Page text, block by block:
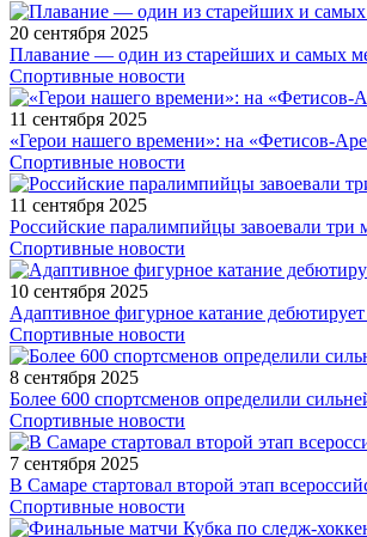
20 сентября 2025
Плавание — один из старейших и самых
Спортивные новости
11 сентября 2025
«Герои нашего времени»: на «Фетисов-
Спортивные новости
11 сентября 2025
Российские паралимпийцы завоевали
Спортивные новости
10 сентября 2025
Адаптивное фигурное катание
Спортивные новости
8 сентября 2025
Более 600 спортсменов определили
Спортивные новости
7 сентября 2025
В Самаре стартовал второй этап
Спортивные новости